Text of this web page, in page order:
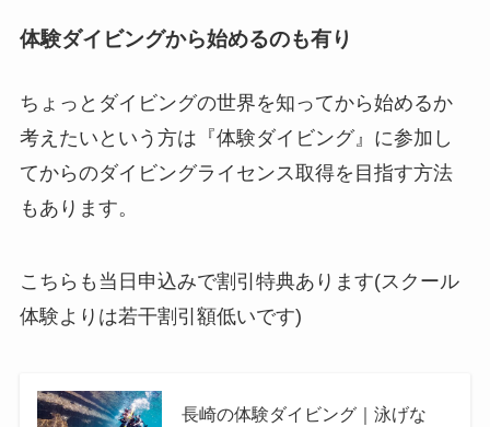
体験ダイビングから始めるのも有り
ちょっとダイビングの世界を知ってから始めるか
考えたいという方は『体験ダイビング』に参加し
てからのダイビングライセンス取得を目指す方法
もあります。
こちらも当日申込みで割引特典あります(スクール
体験よりは若干割引額低いです)
長崎の体験ダイビング｜泳げな